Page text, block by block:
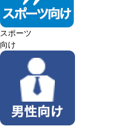
スポーツ
向け